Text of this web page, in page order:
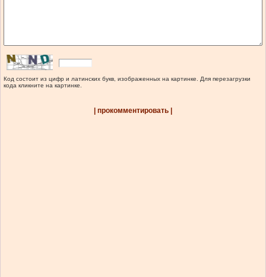
Код состоит из цифр и латинских букв, изображенных на картинке. Для перезагрузки
кода кликните на картинке.
| прокомментировать |